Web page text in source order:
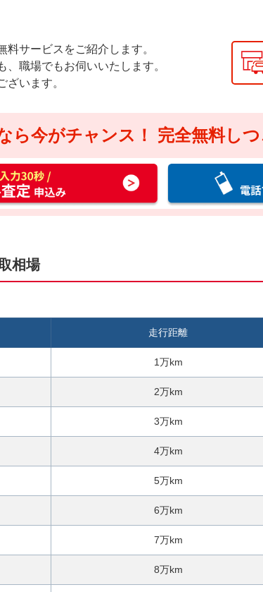
サービスをご紹介します。
職場でもお伺いいたします。
います。
ら今がチャンス！ 完全無料し
料
軽
に
ご
相
談
相場
走行距離
1万km
2万km
3万km
4万km
5万km
6万km
7万km
8万km